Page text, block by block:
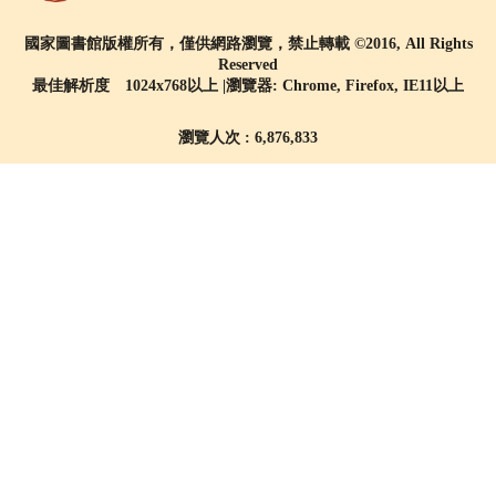
國家圖書館版權所有，僅供網路瀏覽，禁止轉載 ©2016, All Rights
Reserved
最佳解析度 1024x768以上 |瀏覽器: Chrome, Firefox, IE11以上
瀏覽人次 : 6,876,833